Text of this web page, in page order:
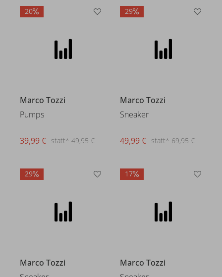
20
Marco Tozzi
Pumps
statt* 49,95 €
39,99 €
29
Marco Tozzi
Sneaker
statt* 69,95 €
49,99 €
29
Marco Tozzi
17
Marco Tozzi